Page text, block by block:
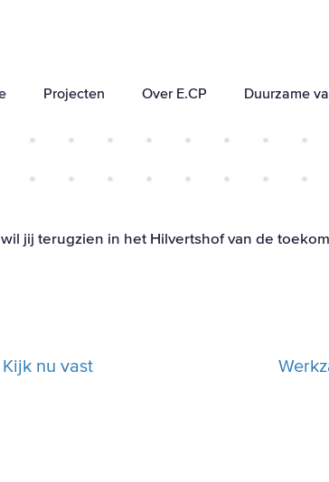
Projecten Over E.CP Duurzame
jij terugzien in het Hilvertshof van de
nu vast